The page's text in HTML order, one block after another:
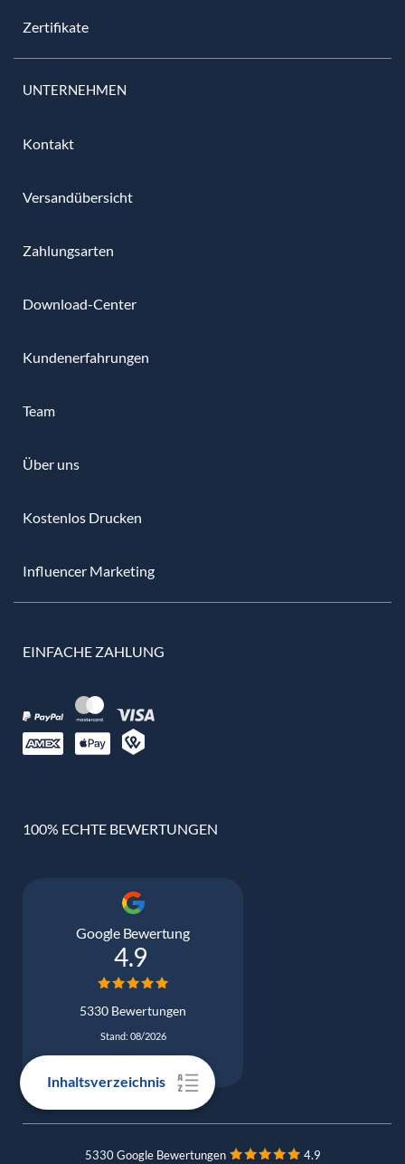
Inhaltsverzeichnis
Zertifikate
UNTERNEHMEN
Kontakt
Versandübersicht
Zahlungsarten
Download-Center
Kundenerfahrungen
Team
Über uns
Kostenlos Drucken
Influencer Marketing
EINFACHE ZAHLUNG
100% ECHTE BEWERTUNGEN
Google Bewertung
4.9
5330 Bewertungen
Stand: 08/2026
5330 Google Bewertungen 4.9